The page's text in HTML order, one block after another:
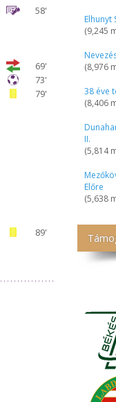
Elhunyt
(9,245
(8,976
38 éve
(8,406
II.
(5,814
Előre
(5,638
58'
69'
73'
79'
89'